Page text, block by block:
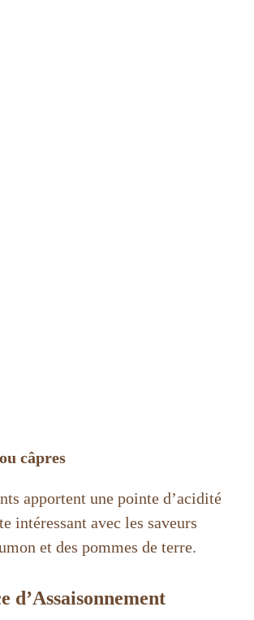
câpres
apportent une pointe d’acidité
intéressant avec les saveurs
et des pommes de terre.
d’Assaisonnement